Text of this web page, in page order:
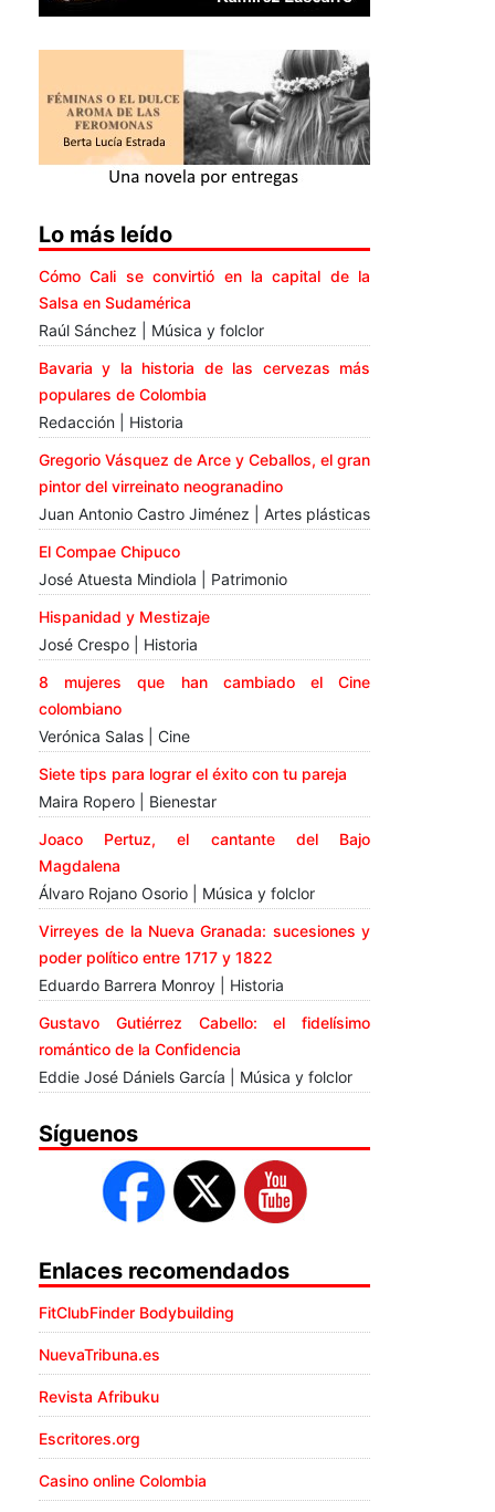
Lo más leído
Cómo Cali se convirtió en la capital de la
Salsa en Sudamérica
Raúl Sánchez | Música y folclor
Bavaria y la historia de las cervezas más
populares de Colombia
Redacción | Historia
Gregorio Vásquez de Arce y Ceballos, el gran
pintor del virreinato neogranadino
Juan Antonio Castro Jiménez | Artes plásticas
El Compae Chipuco
José Atuesta Mindiola | Patrimonio
Hispanidad y Mestizaje
José Crespo | Historia
8 mujeres que han cambiado el Cine
colombiano
Verónica Salas | Cine
Siete tips para lograr el éxito con tu pareja
Maira Ropero | Bienestar
Joaco Pertuz, el cantante del Bajo
Magdalena
Álvaro Rojano Osorio | Música y folclor
Virreyes de la Nueva Granada: sucesiones y
poder político entre 1717 y 1822
Eduardo Barrera Monroy | Historia
Gustavo Gutiérrez Cabello: el fidelísimo
romántico de la Confidencia
Eddie José Dániels García | Música y folclor
Síguenos
Enlaces recomendados
FitClubFinder Bodybuilding
NuevaTribuna.es
Revista Afribuku
Escritores.org
Casino online Colombia